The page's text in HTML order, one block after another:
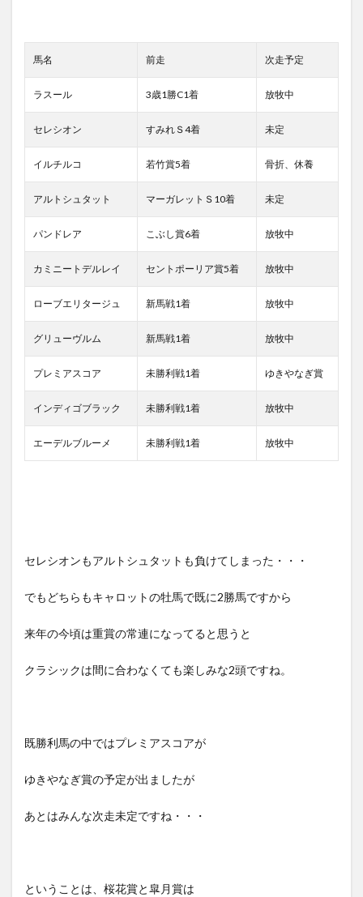
馬名 前走 次走予定
ラスール 3歳1勝C1着 放牧中
セレシオン すみれＳ4着 未定
イルチルコ 若竹賞5着 骨折、休養
アルトシュタット マーガレットＳ10着 未定
パンドレア こぶし賞6着 放牧中
カミニートデルレイ セントポーリア賞5着 放牧中
ローブエリタージュ 新馬戦1着 放牧中
グリューヴルム 新馬戦1着 放牧中
プレミアスコア 未勝利戦1着 ゆきやなぎ賞
インディゴブラック 未勝利戦1着 放牧中
エーデルブルーメ 未勝利戦1着 放牧中
セレシオンもアルトシュタットも負けてしまった・・・
でもどちらもキャロットの牡馬で既に2勝馬ですから
来年の今頃は重賞の常連になってると思うと
クラシックは間に合わなくても楽しみな2頭ですね。
既勝利馬の中ではプレミアスコアが
ゆきやなぎ賞の予定が出ましたが
あとはみんな次走未定ですね・・・
ということは、桜花賞と皐月賞は